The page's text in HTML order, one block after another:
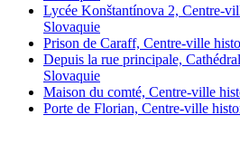
Lycée Konštantínova 2, Centre-
Slovaquie
Prison de Caraff, Centre-ville
Depuis la rue principale,
Slovaquie
Maison du comté, Centre-ville
Porte de Florian, Centre-ville